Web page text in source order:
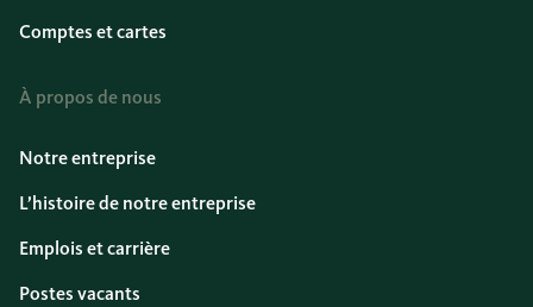
Comptes et cartes
À propos de nous
Notre entreprise
L’histoire de notre entreprise
Emplois et carrière
Postes vacants